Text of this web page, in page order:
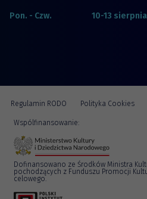
Pon. - Czw.
10-13 sierpnia
Regulamin RODO Polityka Cookies
Wspólfinansowanie:
Dofinansowano ze Środków Ministra
pochodzących z Funduszu Promocji
celowego.